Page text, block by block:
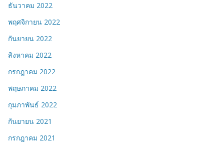
ธันวาคม 2022
พฤศจิกายน 2022
กันยายน 2022
สิงหาคม 2022
กรกฎาคม 2022
พฤษภาคม 2022
กุมภาพันธ์ 2022
กันยายน 2021
กรกฎาคม 2021